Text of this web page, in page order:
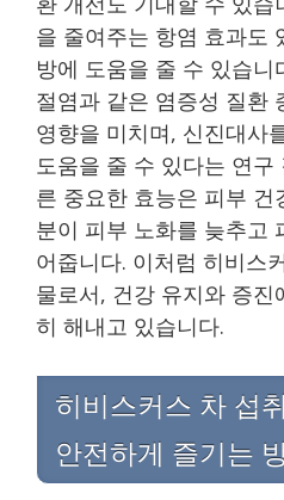
을 줄여주는 항염 효과도
방에 도움을 줄 수 있습
절염과 같은 염증성 질환
영향을 미치며, 신진대사
도움을 줄 수 있다는 연
른 중요한 효능은 피부 건
분이 피부 노화를 늦추고
어줍니다. 이처럼 히비스
물로서, 건강 유지와 증
히 해내고 있습니다.
히비스커스 차 섭
안전하게 즐기는